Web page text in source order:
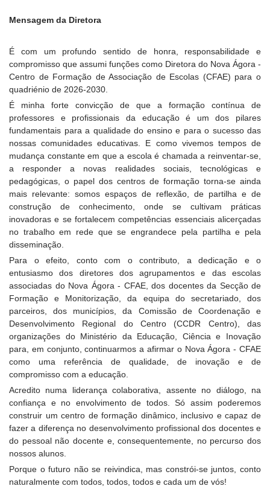
Mensagem da Diretora
É com um profundo sentido de honra, responsabilidade e
compromisso que assumi funções como Diretora do Nova Ágora -
Centro de Formação de Associação de Escolas (CFAE) para o
quadriénio de 2026-2030.
É minha forte convicção de que a formação contínua de
professores e profissionais da educação é um dos pilares
fundamentais para a qualidade do ensino e para o sucesso das
nossas comunidades educativas. E como vivemos tempos de
mudança constante em que a escola é chamada a reinventar-se,
a responder a novas realidades sociais, tecnológicas e
pedagógicas, o papel dos centros de formação torna-se ainda
mais relevante: somos espaços de reflexão, de partilha e de
construção de conhecimento, onde se cultivam práticas
inovadoras e se fortalecem competências essenciais alicerçadas
no trabalho em rede que se engrandece pela partilha e pela
disseminação.
Para o efeito, conto com o contributo, a dedicação e o
entusiasmo dos diretores dos agrupamentos e das escolas
associadas do Nova Ágora - CFAE, dos docentes da Secção de
Formação e Monitorização, da equipa do secretariado, dos
parceiros, dos municípios, da Comissão de Coordenação e
Desenvolvimento Regional do Centro (CCDR Centro), das
organizações do Ministério da Educação, Ciência e Inovação
para, em conjunto, continuarmos a afirmar o Nova Ágora - CFAE
como uma referência de qualidade, de inovação e de
compromisso com a educação.
Acredito numa liderança colaborativa, assente no diálogo, na
confiança e no envolvimento de todos. Só assim poderemos
construir um centro de formação dinâmico, inclusivo e capaz de
fazer a diferença no desenvolvimento profissional dos docentes e
do pessoal não docente e, consequentemente, no percurso dos
nossos alunos.
Porque o futuro não se reivindica, mas constrói-se juntos, conto
naturalmente com todos, todos, todos e cada um de vós!